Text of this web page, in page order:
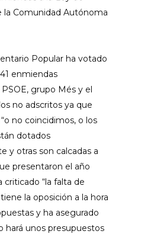
la Comunidad Autónoma
Popular ha votado
enmiendas
grupo Més y el
no adscritos ya que
no coincidimos, o los
dotados
y otras son calcadas a
presentaron el año
criticado “la falta de
la oposición a la hora
y ha asegurado
hará unos presupuestos